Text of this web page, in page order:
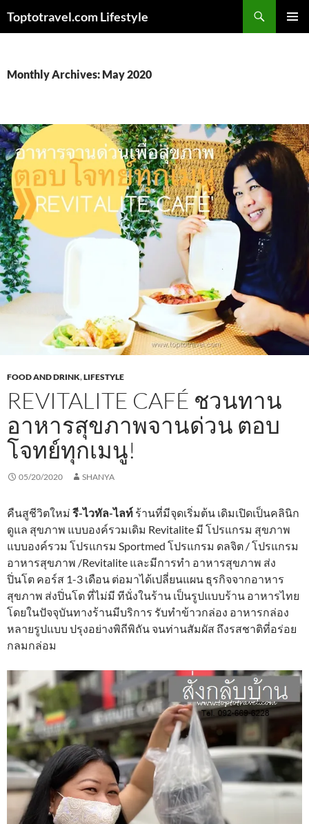
Toptotravel.com Lifestyle
Monthly Archives: May 2020
FOOD AND DRINK,LIFESTYLE
REVITALITE CAFÉ ชวนทาน
อาหารสุขภาพจานด่วน ตอบ
โจทย์ทุกเมนู!
05/20/2020 SHANYA
คืนสูชีวิตใหม่ รี-ไวทัล-ไลท์ ร้านที่มีจุดเริ่มต้น เดิมเปิดเป็นคลินิก
ดูแล สุขภาพ แบบองค์รวมเดิม Revitalite มี โปรแกรม สุขภาพ
แบบองค์รวม โปรแกรม Sportmed โปรแกรม ดลจิต / โปรแกรม
อาหารสุขภาพ /Revitalite และมีการทำ อาหารสุขภาพ ส่ง
ปิ่นโต คอร์ส 1-3 เดือน ต่อมาได้เปลี่ยนแผน ธุรกิจจากอาหาร
สุขภาพ ส่งปิ่นโต ที่ไม่มี ทีนั่งในร้าน เป็นรูปแบบร้าน อาหารไทย
โดยในปัจจุบันทางร้านมีบริการ รับทำข้าวกล่อง อาหารกล่อง
หลายรูปแบบ ปรุงอย่างพิถีพิถัน จนท่านสัมผัส ถึงรสชาติที่อร่อย
กลมกล่อม